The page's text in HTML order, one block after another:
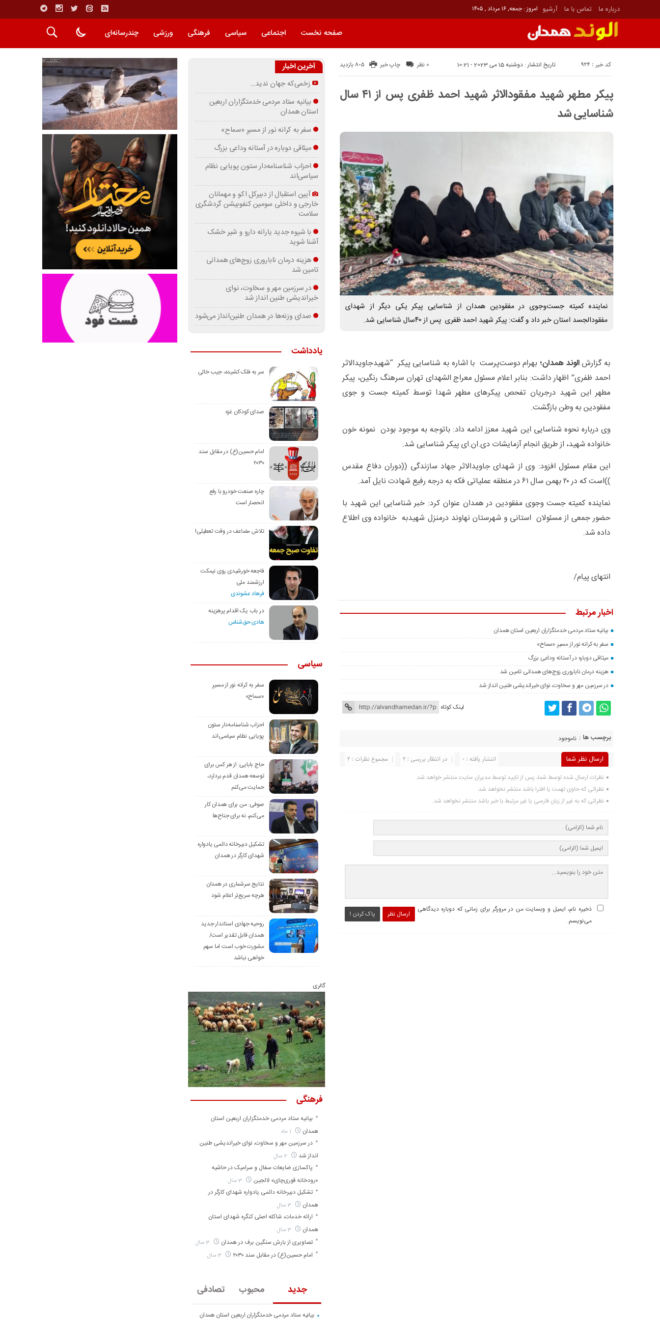
درباره ما تماس با ما آرشیو امروز : جمعه, ۱۶ مرداد , ۱۴۰۵
صفحه نخست اجتماعی سیاسی فرهنگی ورزشی چندرسانه‌ای
تاریخ انتشار : دوشنبه 15 می 2023 - 10:21 805 بازدید کد خبر : 924 چاپ خبر 0 نظر
پیکر مطهر شهید مفقودالاثر شهید احمد ظفری پس از ۴۱ سال
شناسایی شد
نماینده کمیته جست‌وجوی در مفقودین همدان از شناسایی پیکر یکی دیگر از شهدای
مفقودالجسد استان خبر داد و گفت: پیکر شهید احمد ظفری پس از ۴۰سال شناسایی شد.
به گزارشالوند همدان؛ بهرام دوست‌پرست با اشاره به شناسایی پیکر “شهیدجاویدالاثر
احمد ظفری” اظهار داشت: بنابر اعلام‌ مسئول معراج الشهدای تهران سرهنگ رنگین، پیکر
مطهر این شهید درجریان تفحص پیکرهای مطهر شهدا توسط کمیته جست و جوی
مفقودین به وطن بازگشت.
وی درباره نحوه شناسایی این شهید معزز ادامه داد: باتوجه به موجود بودن نمونه خون
خانواده شهید، از طریق انجام آزمایشات دی.ان.ای پیکر شناسایی شد.
این مقام مسئول افزود: وی از شهدای جاویدالاثر جهاد سازندگی ((دوران دفاع مقدس
))است که در ۲۰ بهمن سال ۶۱ در منطقه عملیاتی فکه به درجه رفیع شهادت نایل آمد.
نماینده کمیته جست وجوی مفقودین در همدان عنوان کرد: خبر شناسایی این شهید با
حضور جمعی از مسئولان استانی و شهرستان نهاوند درمنزل شهیدبه خانواده وی اطلاع
داده شد.
انتهای پیام/
اخبار مرتبط
بیانیه ستاد مردمی خدمتگزاران اربعین استان همدان
سفر به کرانه‌ نور از مسیرِ «سماح»
میثاقی دوباره در آستانه‌ وداعی بزرگ
هزینه درمان ناباروری زوج‌های همدانی تامین شد
در سرزمین مهر و سخاوت، نوای خیراندیشی طنین انداز شد
لینک کوتاه
برچسب ها : ناموجود
ارسال نظر شما مجموع نظرات : 2 در انتظار بررسی : 2 انتشار یافته : 0
نظرات ارسال شده توسط شما، پس از تایید توسط مدیران سایت منتشر خواهد شد.
نظراتی که حاوی تهمت یا افترا باشد منتشر نخواهد شد.
نظراتی که به غیر از زبان فارسی یا غیر مرتبط با خبر باشد منتشر نخواهد شد.
ارسال نظر پاک کردن !
ذخیره نام، ایمیل و وبسایت من در مرورگر برای زمانی که دوباره دیدگاهی
می‌نویسم.
آخرین اخبار
زخمی‌که جهان ندید…
بیانیه ستاد مردمی خدمتگزاران اربعین
استان همدان
سفر به کرانه‌ نور از مسیرِ «سماح»
میثاقی دوباره در آستانه‌ وداعی بزرگ
احزاب شناسنامه‌دار ستون پویایی نظام
سیاسی‌اند
آیین استقبال از دبیرکل اکو و مهمانان
خارجی و داخلی سومین کنفوبیشن گردشگری
سلامت
با شیوه جدید یارانه دارو و شیر خشک
آشنا شوید
هزینه درمان ناباروری زوج‌های همدانی
تامین شد
در سرزمین مهر و سخاوت، نوای
خیراندیشی طنین انداز شد
صدای وزنه‌ها در همدان طنین‌انداز می‌شود
یادداشت
سر به فلک کشیده، جیب خالی
صدای کودکان غزه
امام حسین(ع) در مقابل سند
۲۰۳۰
چاره صنعت خودرو با رفع
انحصار است
تلاش مضاعف در وقت تعطیلی!
فاجعه خورشیدی روی نیمکت
ارزشمند ملی
فرهاد عشوندی
در باب یک اقدام پرهزینه
هادی حق‌شناس
سیاسی
سفر به کرانه‌ نور از مسیرِ
«سماح»
احزاب شناسنامه‌دار ستون
پویایی نظام سیاسی‌اند
حاج بابایی: از هر کس برای
توسعه همدان قدم بردارد،
حمایت می‌کنم
صوفی: من برای همدان کار
می‌کنم، نه برای جناح‌ها
تشکیل دبیرخانه دائمی یادواره
شهدای کارگر در همدان
نتایج سرشماری در همدان
هرچه سریع‌تر اعلام شود
روحیه جهادی استاندار جدید
همدان قابل تقدیر است/
مشورت خوب است اما سهم
خواهی نباشد
گالری
جدید محبوب تصادفی
بیانیه ستاد مردمی خدمتگزاران اربعین استان همدان
فرهنگی
بیانیه ستاد مردمی خدمتگزاران اربعین استان
همدان
در سرزمین مهر و سخاوت، نوای خیراندیشی طنین
انداز شد
پاکسازی ضایعات سفال و سرامیک در حاشیه
«رودخانه قوری‌چای» لالجین
3 سال
تشکیل دبیرخانه دائمی یادواره شهدای کارگر در
همدان
3 سال
ارائه خدمات، شاکله اصلی کنگره شهدای استان
همدان
3 سال
تصاویری از بارش سنگین برف در همدان 3 سال
امام حسین(ع) در مقابل سند ۲۰۳۰ 3 سال